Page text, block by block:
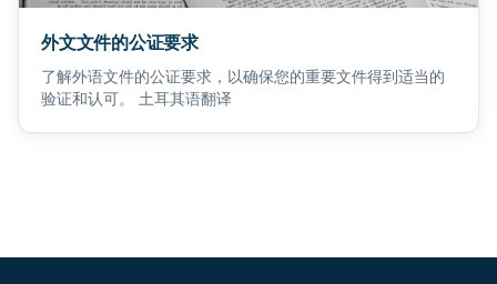
外文文件的公证要求
了解外语文件的公证要求，以确保您的重要文件得到适当的
验证和认可。 土耳其语翻译